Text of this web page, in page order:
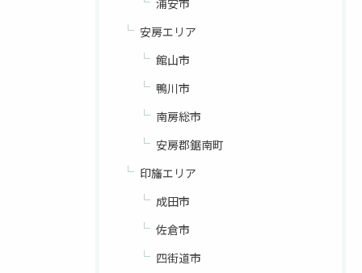
浦安市
安房エリア
館山市
鴨川市
南房総市
安房郡鋸南町
印旛エリア
成田市
佐倉市
四街道市